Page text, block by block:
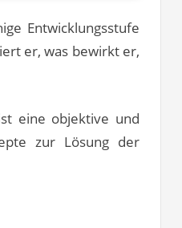
Entwicklungsstufe
er, was bewirkt er,
eine objektive und
zur Lösung der